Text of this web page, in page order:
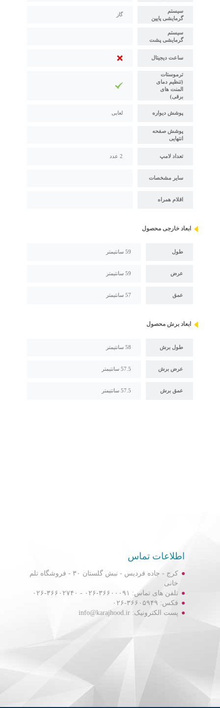
سیستم
گرمایشی پایین
گاز
سیستم
گرمایشی پشت
ساعت دیجیتال
ترموستات
(تنظیم دمای
المنت های
برقی)
پوشش دیواره لعابی
پوشش صفحه
انتهایی
تعداد لامپ 2 عدد
سایر مشخصات
اقلام همراه
ابعاد خارجی محصول
طول 59 سانتیمتر
عرض 59 سانتیمتر
عمق 57 سانتیمتر
ابعاد برش محصول
طول برش 58 سانتیمتر
عرض برش 57.5 سانتیمتر
عمق برش 57.5 سانتیمتر
اطلاعات تماس
کرج - جاده فردیس - نبش گلستان ۳۰ - فروشگاه تلم
خانی
تلفن های تماس: ۳۶۶۰۰۰۹۱-۰۲۶ - ۳۶۶۰۲۷۴۰-۰۲۶
فکس: ۳۶۶۰۵۹۴۹-۰۲۶
پست الکترونیک: info@karajhood.ir